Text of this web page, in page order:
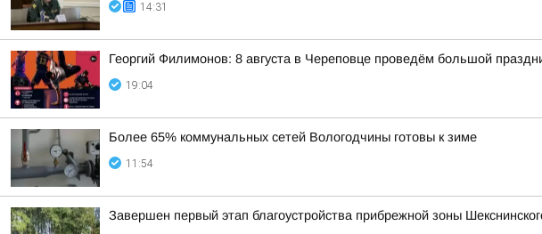
14:31
Георгий Филимонов: 8 августа в Череповце проведём большой
19:04
Более 65% коммунальных сетей Вологодчины готовы к зиме
11:54
Завершен первый этап благоустройства прибрежной зоны